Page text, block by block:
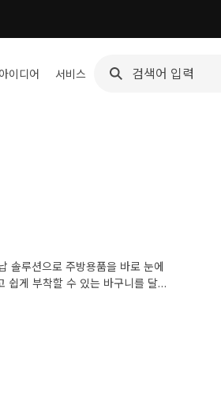
이디어 서비스
솔루션으로 주방용품을 바로 눈에
쉽게 부착할 수 있는 바구니를 달아